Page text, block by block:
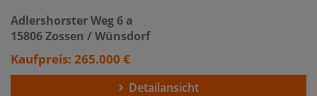
Adlershorster Weg 6 a
15806 Zossen / Wünsdorf
Kaufpreis: 265.000 €
Detailansicht